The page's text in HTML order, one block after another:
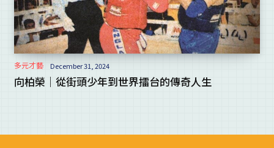
多元才藝 December 31, 2024
向柏榮｜從街頭少年到世界擂台的傳奇人生